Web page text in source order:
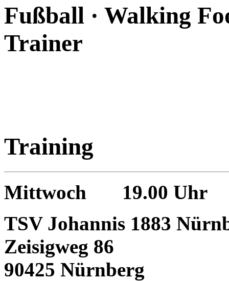
Fußball · Walking
Trainer
Training
Mittwoch 19.00 Uhr
TSV Johannis 1883
Zeisigweg 86
90425 Nürnberg